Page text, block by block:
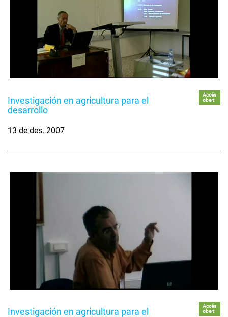
Investigación en agricultura para el
desarrollo
Accés
obert
13 de des. 2007
Investigación en agricultura para el
Accés
obert